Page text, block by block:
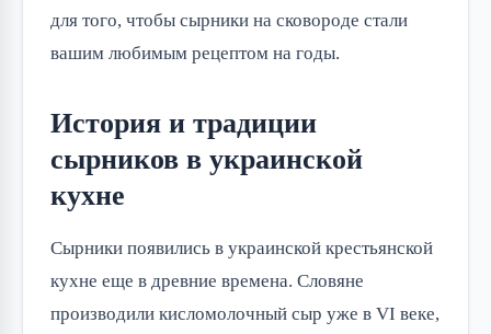
для того, чтобы сырники на сковороде стали
вашим любимым рецептом на годы.
История и традиции
сырников в украинской
кухне
Сырники появились в украинской крестьянской
кухне еще в древние времена. Словяне
производили кисломолочный сыр уже в VI веке,